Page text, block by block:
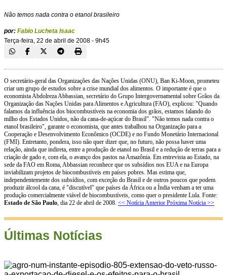
Não temos nada contra o etanol brasileiro
por: Fabio Lucheta Isaac
Terça-feira, 22 de abril de 2008 - 9h45
O secretário-geral das Organizações das Nações Unidas (ONU), Ban Ki-Moon, prometeu
criar um grupo de estudos sobre a crise mundial dos alimentos. O importante é que o
economista Abdolreza Abbassian, secretário do Grupo Intergovernamental sobre Grãos da
Organização das Nações Unidas para Alimentos e Agricultura (FAO), explicou: "Quando
falamos da influência dos biocombustíveis na economia dos grãos, estamos falando do
milho dos Estados Unidos, não da cana-de-açúcar do Brasil". "Não temos nada contra o
etanol brasileiro", garante o economista, que antes trabalhou na Organização para a
Cooperação e Desenvolvimento Econômico (OCDE) e no Fundo Monetário Internacional
(FMI). Entretanto, pondera, isso não quer dizer que, no futuro, não possa haver uma
relação, ainda que indireta, entre a produção de etanol no Brasil e a redução de terras para a
criação de gado e, com ela, o avanço dos pastos na Amazônia. Em entrevista ao Estado, na
sede da FAO em Roma, Abbassian reconhece que os subsídios nos EUA e na Europa
inviabilizam projetos de biocombustíveis em países pobres. Mas estima que,
independentemente dos subsídios, com exceção do Brasil e de outros poucos que podem
produzir álcool da cana, é "discutível" que países da África ou a Índia venham a ter uma
produção comercialmente viável de biocombustíveis, como quer o presidente Lula. Fonte:
Estado de São Paulo, dia 22 de abril de 2008. << Notícia Anterior Próxima Notícia >>
Últimas Notícias